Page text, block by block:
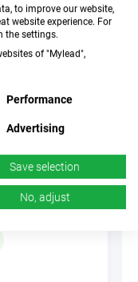
to improve our website,
website experience. For
the settings.
of "Mylead",
Performance
Advertising
Save selection
No, adjust